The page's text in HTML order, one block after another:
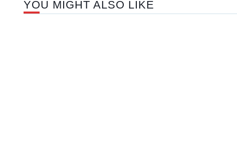
YOU MIGHT ALSO LIKE